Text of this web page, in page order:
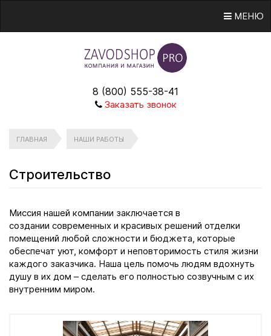
МЕНЮ
8 (800) 555-38-41
Заказать звонок
ГЛАВНАЯ НАШИ РАБОТЫ
Строительство
Миссия нашей компании заключается в
создании современных и красивых решений отделки
помещений любой сложности и бюджета, которые
обеспечат уют, комфорт и неповторимость стиля жизни
каждого заказчика. Наша цель помочь людям вдохнуть
душу в их дом – сделать его полностью созвучным с их
внутренним миром.